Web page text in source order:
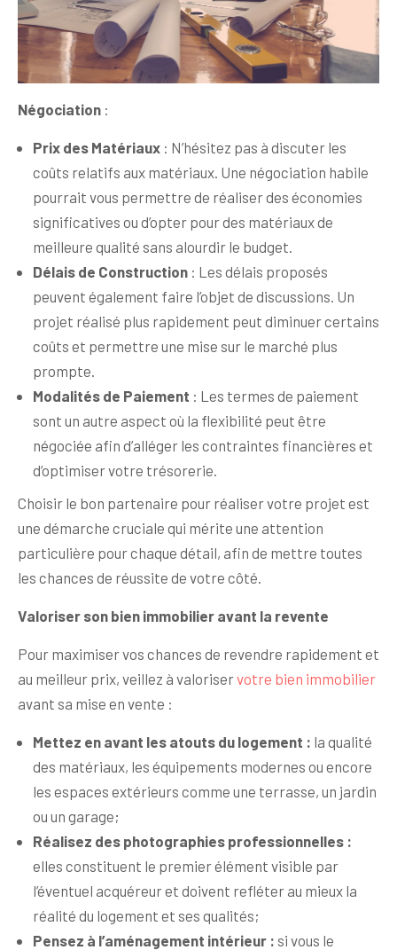
Négociation :
Prix des Matériaux : N’hésitez pas à discuter les
coûts relatifs aux matériaux. Une négociation habile
pourrait vous permettre de réaliser des économies
significatives ou d’opter pour des matériaux de
meilleure qualité sans alourdir le budget.
Délais de Construction : Les délais proposés
peuvent également faire l’objet de discussions. Un
projet réalisé plus rapidement peut diminuer certains
coûts et permettre une mise sur le marché plus
prompte.
Modalités de Paiement : Les termes de paiement
sont un autre aspect où la flexibilité peut être
négociée afin d’alléger les contraintes financières et
d’optimiser votre trésorerie.
Choisir le bon partenaire pour réaliser votre projet est
une démarche cruciale qui mérite une attention
particulière pour chaque détail, afin de mettre toutes
les chances de réussite de votre côté.
Valoriser son bien immobilier avant la revente
Pour maximiser vos chances de revendre rapidement et
au meilleur prix, veillez à valoriservotre bien immobilier
avant sa mise en vente :
Mettez en avant les atouts du logement : la qualité
des matériaux, les équipements modernes ou encore
les espaces extérieurs comme une terrasse, un jardin
ou un garage;
Réalisez des photographies professionnelles :
elles constituent le premier élément visible par
l’éventuel acquéreur et doivent refléter au mieux la
réalité du logement et ses qualités;
Pensez à l’aménagement intérieur : si vous le